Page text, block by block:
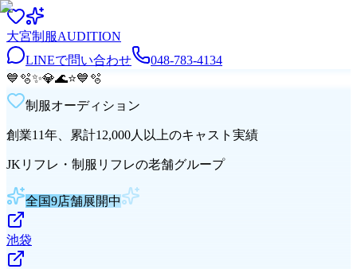
大宮制服AUDITION
LINEで問い合わせ
048-783-4134
💙 🫧✨💎🌊⭐💙 🫧
制服オーディション
創業11年、累計12,000人以上のキャスト実績
JKリフレ・制服リフレの老舗グループ
全国9店舗展開中
池袋